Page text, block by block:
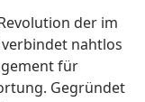
der im
nahtlos
für
Gegründet